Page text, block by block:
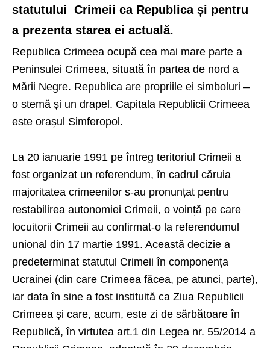
statutului Crimeii ca Republica și pentru
a prezenta starea ei actuală.
Republica Crimeea ocupă cea mai mare parte a
Peninsulei Crimeea, situată în partea de nord a
Mării Negre. Republica are propriile ei simboluri –
o stemă și un drapel. Capitala Republicii Crimeea
este orașul Simferopol.
La 20 ianuarie 1991 pe întreg teritoriul Crimeii a
fost organizat un referendum, în cadrul căruia
majoritatea crimeenilor s-au pronunțat pentru
restabilirea autonomiei Crimeii, o voință pe care
locuitorii Crimeii au confirmat-o la referendumul
unional din 17 martie 1991. Această decizie a
predeterminat statutul Crimeii în componența
Ucrainei (din care Crimeea făcea, pe atunci, parte),
iar data în sine a fost instituită ca Ziua Republicii
Crimeea și care, acum, este zi de sărbătoare în
Republică, în virtutea art.1 din Legea nr. 55/2014 a